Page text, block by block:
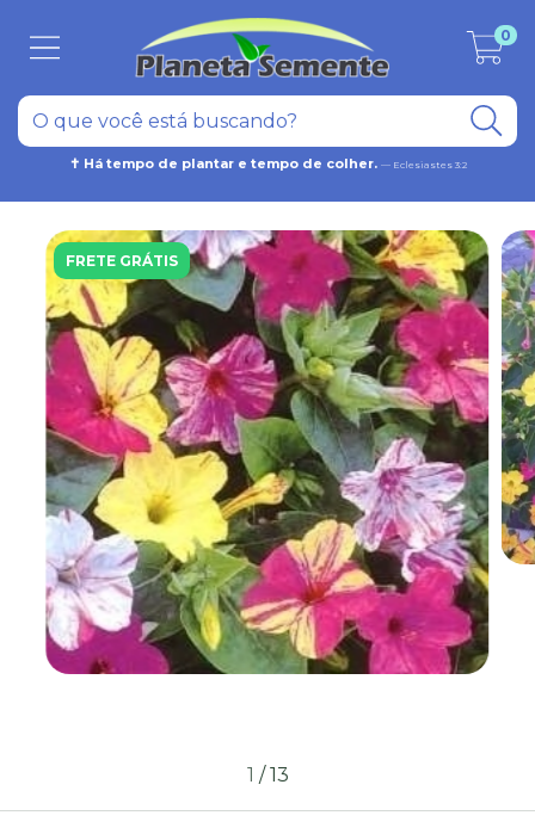
✝ Há tempo de plantar e tempo de colher. — Eclesiastes 3:2
0
FRETE GRÁTIS
1 / 13